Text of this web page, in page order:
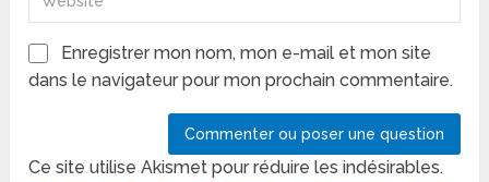
Enregistrer mon nom, mon e-mail et mon site
dans le navigateur pour mon prochain commentaire.
Ce site utilise Akismet pour réduire les indésirables.